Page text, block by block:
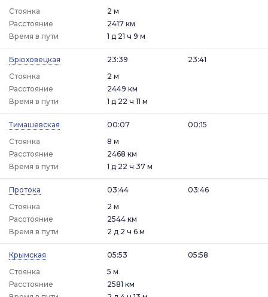
Стоянка
2 м
Расстояние
2417 км
Время в пути
1 д 21 ч 9 м
Брюховецкая
23:39
Стоянка
2 м
23:41
Расстояние
2449 км
Время в пути
1 д 22 ч 11 м
Тимашевская
00:07
Стоянка
8 м
00:15
Расстояние
2468 км
Время в пути
1 д 22 ч 37 м
Протока
03:44
Стоянка
2 м
03:46
Расстояние
2544 км
Время в пути
2 д 2 ч 6 м
Крымская
05:53
Стоянка
5 м
05:58
Расстояние
2581 км